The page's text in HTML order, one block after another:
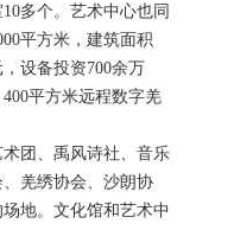
多个。艺术中心也同
平方米，建筑面积
设备投资700余万
平方米远程数字羌
团、禹风诗社、音乐
羌绣协会、沙朗协
地。文化馆和艺术中